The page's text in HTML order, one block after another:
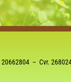
20662804– Cvr.